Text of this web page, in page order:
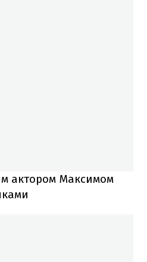
актором Максимом